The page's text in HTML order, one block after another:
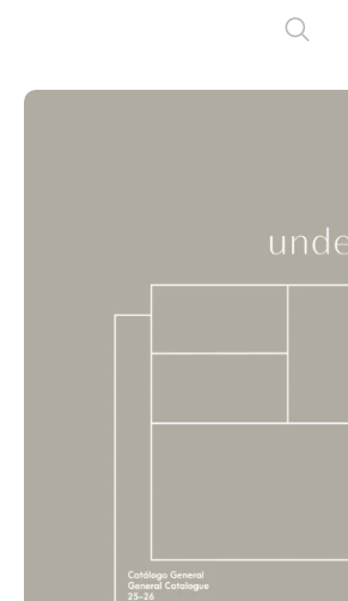
inicio_
descargas_
proyectos_
nosotros__